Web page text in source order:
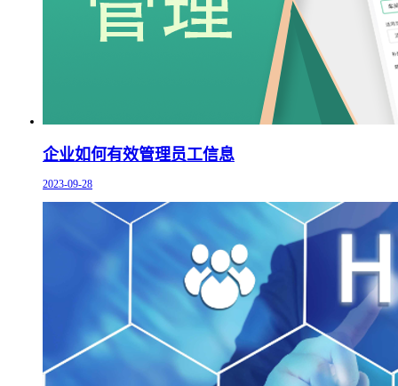
企业如何有效管理员工信息
2023-09-28